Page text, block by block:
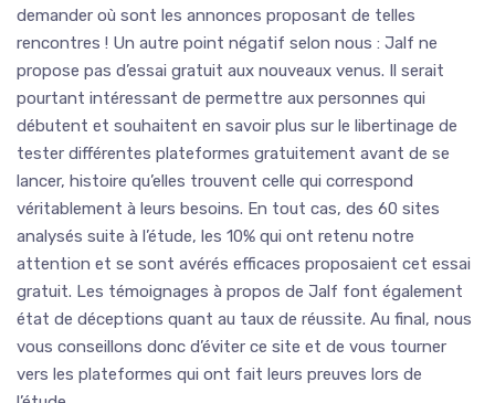
demander où sont les annonces proposant de telles
rencontres ! Un autre point négatif selon nous : Jalf ne
propose pas d’essai gratuit aux nouveaux venus. Il serait
pourtant intéressant de permettre aux personnes qui
débutent et souhaitent en savoir plus sur le libertinage de
tester différentes plateformes gratuitement avant de se
lancer, histoire qu’elles trouvent celle qui correspond
véritablement à leurs besoins. En tout cas, des 60 sites
analysés suite à l’étude, les 10% qui ont retenu notre
attention et se sont avérés efficaces proposaient cet essai
gratuit. Les témoignages à propos de Jalf font également
état de déceptions quant au taux de réussite. Au final, nous
vous conseillons donc d’éviter ce site et de vous tourner
vers les plateformes qui ont fait leurs preuves lors de